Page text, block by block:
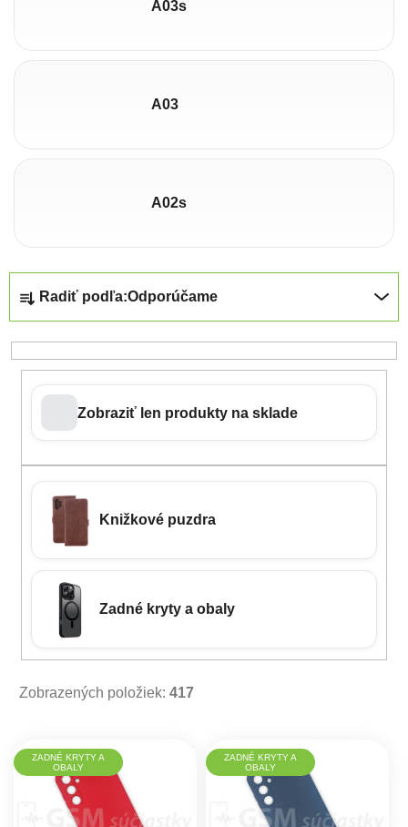
A03s
A03
A02s
Radiť podľa:Odporúčame
Zobraziť len produkty na sklade
Knižkové puzdra
Zadné kryty a obaly
Zobrazených položiek: 417
Výpis produktov
ZADNÉ KRYTY A
OBALY
ZADNÉ KRYTY A
OBALY